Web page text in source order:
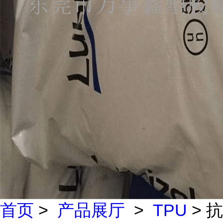
首页 > 产品展厅 > TPU > 抗